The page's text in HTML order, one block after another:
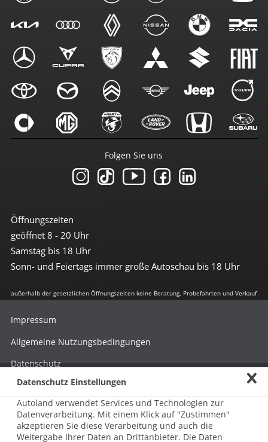
Öffnungszeiten
geöffnet 8 - 20 Uhr
Samstag bis 18 Uhr
Sonn- und Feiertags immer große Autoschau bis 18 Uhr
Folgen Sie uns
außerhalb der gesetzlichen Öffnungszeiten keine Beratung, Probefahrten und Verkauf
Impressum
Allgemeine Nutzungsbedingungen
Datenschutz
Hinweisgebersystem nach HinSchG
Beschwerde nach LkSG
Grundsatzerklärung zum LkSG
Datenschutz Einstellungen
Autoland verwendet Services und Technologien zur
Datenverarbeitung. Mit einem Klick auf "Zustimmen"
akzeptieren Sie diese Verarbeitung und auch die
Weitergabe Ihrer Daten an Drittanbieter. Die Daten